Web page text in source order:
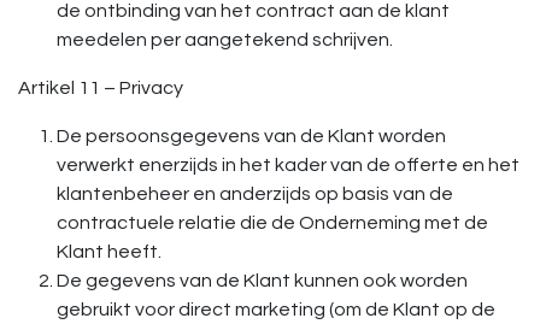
de ontbinding van het contract aan de klant
meedelen per aangetekend schrijven.
Artikel 11 – Privacy
De persoonsgegevens van de Klant worden
verwerkt enerzijds in het kader van de offerte en het
klantenbeheer en anderzijds op basis van de
contractuele relatie die de Onderneming met de
Klant heeft.
De gegevens van de Klant kunnen ook worden
gebruikt voor direct marketing (om de Klant op de